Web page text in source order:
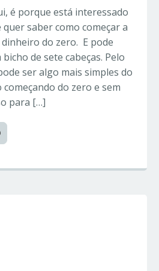
é porque está interessado
saber como começar a
do zero. E pode
de sete cabeças. Pelo
ser algo mais simples do
do zero e sem
para […]